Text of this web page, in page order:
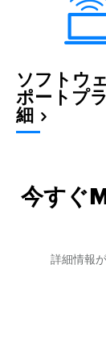
ソフトウ
ポートプ
細
今すぐ
詳細情報